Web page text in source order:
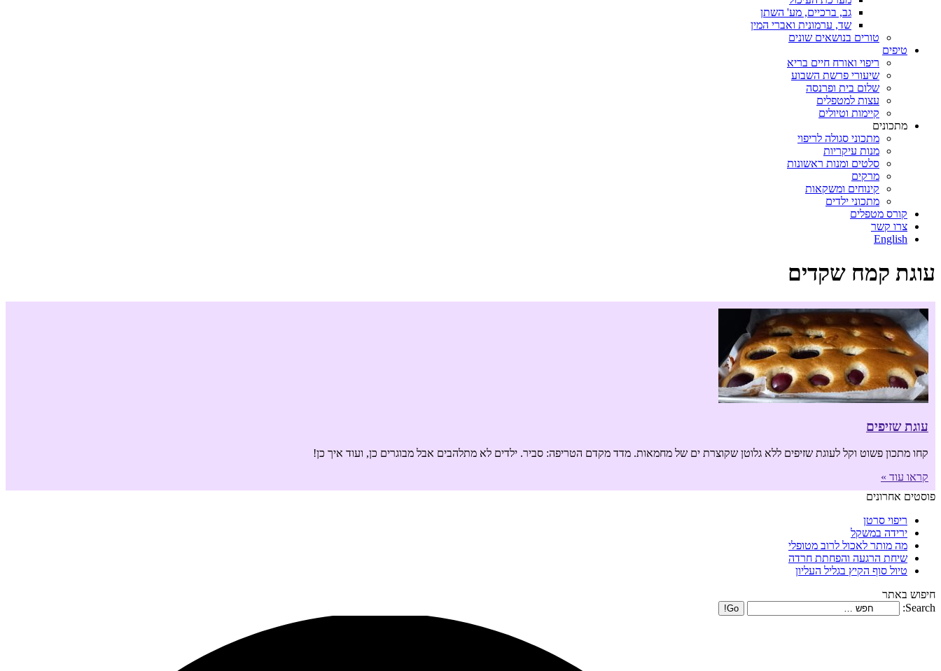
גב, ברכיים, מע' השתן
שד, ערמונית ואברי המין
טורים בנושאים שונים
טיפים
ריפוי ואורח חיים בריא
שיעורי פרשת השבוע
שלום בית ופרנסה
עצות למטפלים
קיימות וטיולים
מתכונים
מתכוני סגולה לריפוי
מנות עיקריות
סלטים ומנות ראשונות
מרקים
קינוחים ומשקאות
מתכוני ילדים
קורס מטפלים
צרו קשר
English
עוגת קמח שקדים
עוגת שזיפים
קחו מתכון פשוט וקל לעוגת שזיפים ללא גלוטן שקוצרת ים של מחמאות. מדד מקדם הטריפה: סביר. ילדים לא מתלהבים אבל מבוגרים כן, ועוד איך כן!
קראו עוד »
פוסטים אחרונים
ריפוי סרטן
ירידה במשקל
מה מותר לאכול לרוב מטופלי
שיחת הרגעה והפחתת חרדה
טיול סוף הקיץ בגליל העליון
חיפוש באתר
Search: